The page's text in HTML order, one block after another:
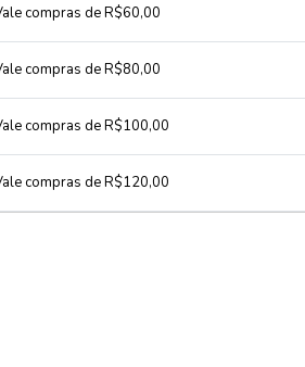
compras de R$60,00
compras de R$80,00
compras de R$100,00
compras de R$120,00